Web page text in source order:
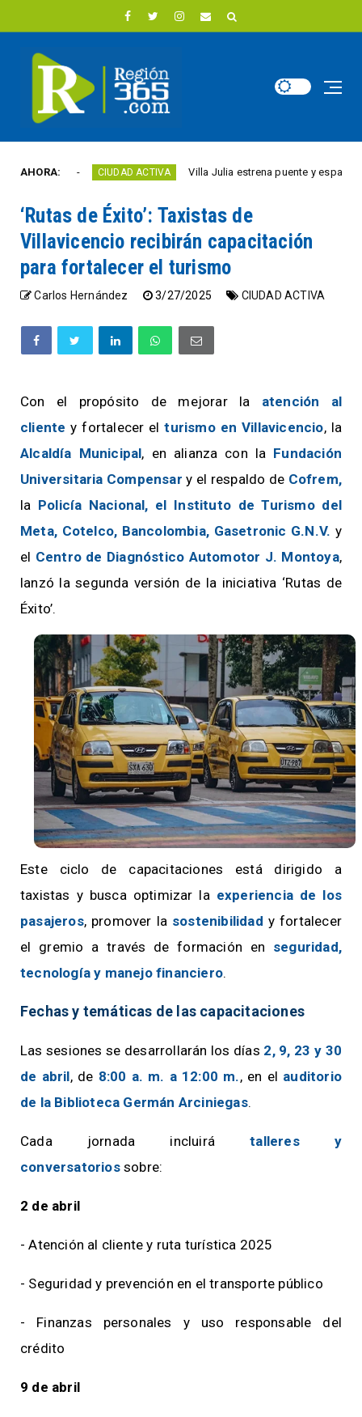
AHORA:CIUDAD ACTIVA Villa Julia estrena puente y espacios
‘Rutas de Éxito’: Taxistas de
Villavicencio recibirán capacitación
para fortalecer el turismo
Carlos Hernández 3/27/2025 CIUDAD ACTIVA
Con el propósito de mejorar la atención al
cliente y fortalecer elturismo en Villavicencio, la
Alcaldía Municipal, en alianza con la Fundación
Universitaria Compensar y el respaldo de Cofrem,
la Policía Nacional, el Instituto de Turismo del
Meta, Cotelco, Bancolombia, Gasetronic G.N.V. y
el Centro de Diagnóstico Automotor J. Montoya,
lanzó la segunda versión de la iniciativa ‘Rutas de
Éxito’.
Este ciclo de capacitaciones está dirigido a
taxistas y busca optimizar la experiencia de los
pasajeros, promover la sostenibilidad y fortalecer
el gremio a través de formación en seguridad,
tecnología y manejo financiero.
Fechas y temáticas de las capacitaciones
Las sesiones se desarrollarán los días 2, 9, 23 y 30
de abril, de 8:00 a. m. a 12:00 m., en el auditorio
de la Biblioteca Germán Arciniegas.
Cada jornada incluirátalleres y
conversatoriossobre:
2 de abril
- Atención al cliente y ruta turística 2025
- Seguridad y prevención en el transporte público
- Finanzas personales y uso responsable del
crédito
9 de abril